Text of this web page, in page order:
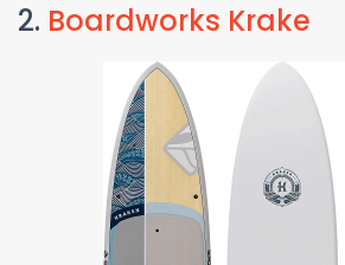
2. Boardworks Krake